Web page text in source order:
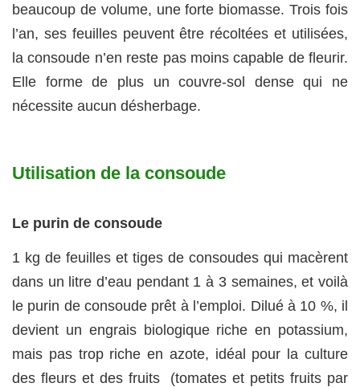
beaucoup de volume, une forte biomasse. Trois fois
l’an, ses feuilles peuvent être récoltées et utilisées,
la consoude n’en reste pas moins capable de fleurir.
Elle forme de plus un couvre-sol dense qui ne
nécessite aucun désherbage.
Utilisation de la consoude
Le purin de consoude
1 kg de feuilles et tiges de consoudes qui macèrent
dans un litre d’eau pendant 1 à 3 semaines, et voilà
le purin de consoude prêt à l’emploi. Dilué à 10 %, il
devient un engrais biologique riche en potassium,
mais pas trop riche en azote, idéal pour la culture
des fleurs et des fruits (tomates et petits fruits par